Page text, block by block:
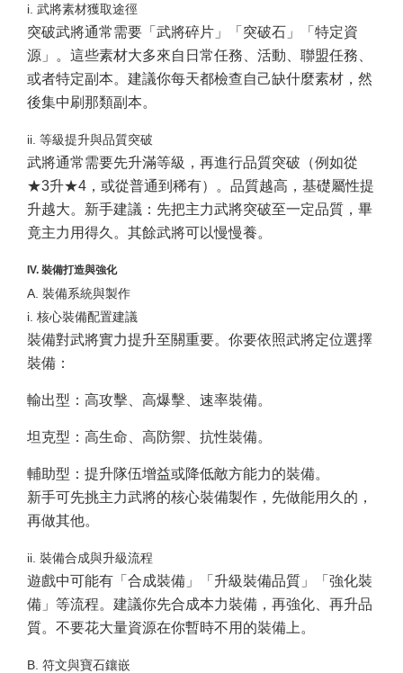
i. 武將素材獲取途徑
突破武將通常需要「武將碎片」「突破石」「特定資
源」。這些素材大多來自日常任務、活動、聯盟任務、
或者特定副本。建議你每天都檢查自己缺什麼素材，然
後集中刷那類副本。
ii. 等級提升與品質突破
武將通常需要先升滿等級，再進行品質突破（例如從
★3升★4，或從普通到稀有）。品質越高，基礎屬性提
升越大。新手建議：先把主力武將突破至一定品質，畢
竟主力用得久。其餘武將可以慢慢養。
IV. 裝備打造與強化
A. 裝備系統與製作
i. 核心裝備配置建議
裝備對武將實力提升至關重要。你要依照武將定位選擇
裝備：
輸出型：高攻擊、高爆擊、速率裝備。
坦克型：高生命、高防禦、抗性裝備。
輔助型：提升隊伍增益或降低敵方能力的裝備。
新手可先挑主力武將的核心裝備製作，先做能用久的，
再做其他。
ii. 裝備合成與升級流程
遊戲中可能有「合成裝備」「升級裝備品質」「強化裝
備」等流程。建議你先合成本力裝備，再強化、再升品
質。不要花大量資源在你暫時不用的裝備上。
B. 符文與寶石鑲嵌